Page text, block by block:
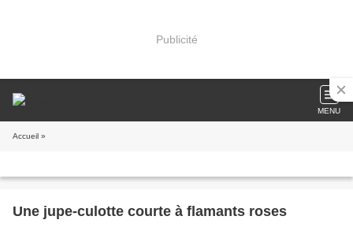
Publicité
MENU
Accueil »
Une jupe-culotte courte à flamants roses